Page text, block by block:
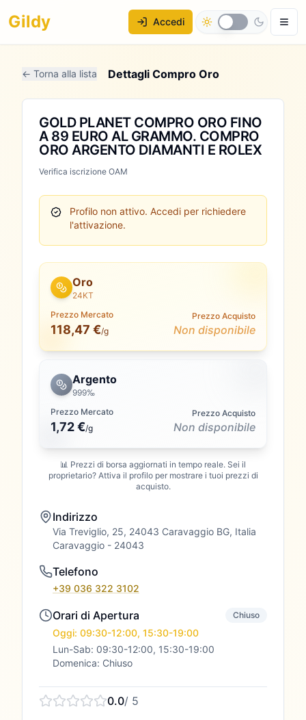
Gildy Accedi
← Torna alla lista Dettagli Compro Oro
GOLD PLANET COMPRO ORO FINO
A 89 EURO AL GRAMMO. COMPRO
ORO ARGENTO DIAMANTI E ROLEX
Verifica iscrizione OAM
Profilo non attivo. Accedi per richiedere
l'attivazione.
Oro
24KT
Prezzo Mercato
118,47 €/g
Prezzo Acquisto
Non disponibile
Argento
999‰
Prezzo Mercato
1,72 €/g
Prezzo Acquisto
Non disponibile
📊 Prezzi di borsa aggiornati in tempo reale. Sei il
proprietario? Attiva il profilo per mostrare i tuoi prezzi di
acquisto.
Indirizzo
Via Treviglio, 25, 24043 Caravaggio BG, Italia
Caravaggio - 24043
Telefono
+39 036 322 3102
Orari di Apertura Chiuso
Oggi: 09:30-12:00, 15:30-19:00
Lun-Sab: 09:30-12:00, 15:30-19:00
Domenica: Chiuso
0.0/ 5